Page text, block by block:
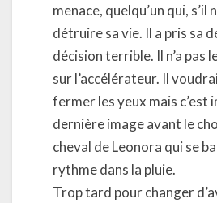
menace, quelqu’un qui, s’il
détruire sa vie. Il a pris sa
décision terrible. Il n’a pas
sur l’accélérateur. Il
fermer les yeux mais c’est
dernière image avant le
cheval de Leonora qui se
rythme dans la pluie.
Trop tard pour changer